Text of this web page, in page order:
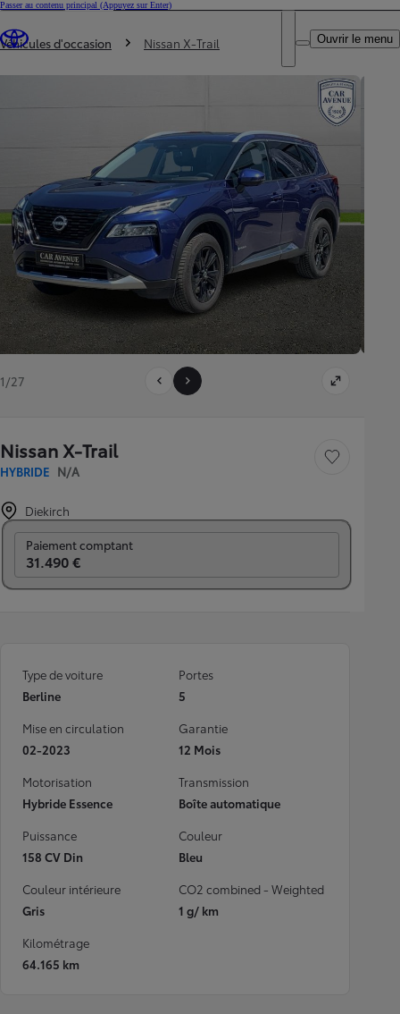
Passer au contenu principal (Appuyez sur Enter)
Professionnel
DEALER NAME
Ouvrir le menu
Vous êtes ici
Véhicules d'occasion Nissan X-Trail
1/27
Nissan X-Trail
HYBRIDE N/A
Sauvegarder le
Diekirch
Paiement comptant
31.490 €
Type de voiture
Berline
Portes
5
Mise en circulation
02-2023
Garantie
12 Mois
Motorisation
Hybride Essence
Transmission
Boîte automatique
Puissance
158 CV Din
Couleur
Bleu
Couleur intérieure
Gris
CO2 combined - Weighted
1 g/ km
Kilométrage
64.165 km